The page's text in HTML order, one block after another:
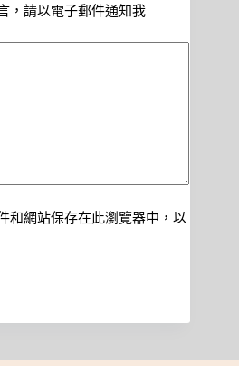
，請以電子郵件通知我
和網站保存在此瀏覽器中，以